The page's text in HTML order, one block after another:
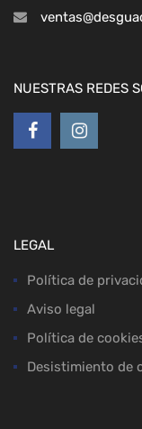
NUESTRAS REDES
LEGAL
Política de
Aviso legal
Política de
Desistimiento de